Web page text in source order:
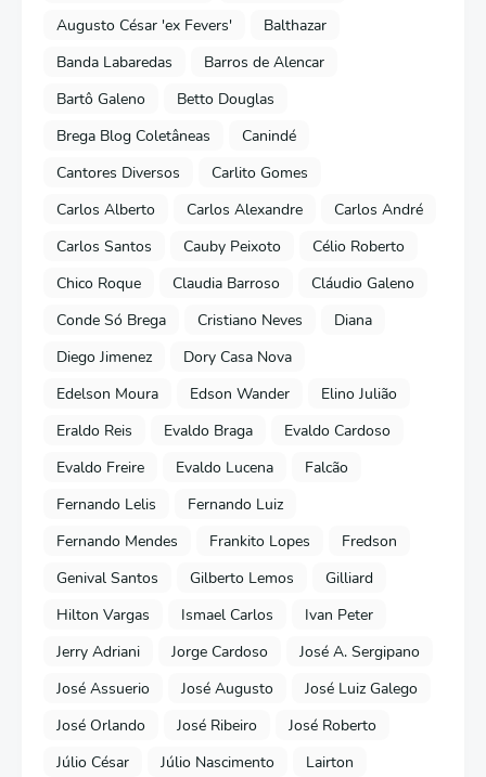
Augusto César 'ex Fevers'
Balthazar
Banda Labaredas
Barros de Alencar
Bartô Galeno
Betto Douglas
Brega Blog Coletâneas
Canindé
Cantores Diversos
Carlito Gomes
Carlos Alberto
Carlos Alexandre
Carlos André
Carlos Santos
Cauby Peixoto
Célio Roberto
Chico Roque
Claudia Barroso
Cláudio Galeno
Conde Só Brega
Cristiano Neves
Diana
Diego Jimenez
Dory Casa Nova
Edelson Moura
Edson Wander
Elino Julião
Eraldo Reis
Evaldo Braga
Evaldo Cardoso
Evaldo Freire
Evaldo Lucena
Falcão
Fernando Lelis
Fernando Luiz
Fernando Mendes
Frankito Lopes
Fredson
Genival Santos
Gilberto Lemos
Gilliard
Hilton Vargas
Ismael Carlos
Ivan Peter
Jerry Adriani
Jorge Cardoso
José A. Sergipano
José Assuerio
José Augusto
José Luiz Galego
José Orlando
José Ribeiro
José Roberto
Júlio César
Júlio Nascimento
Lairton